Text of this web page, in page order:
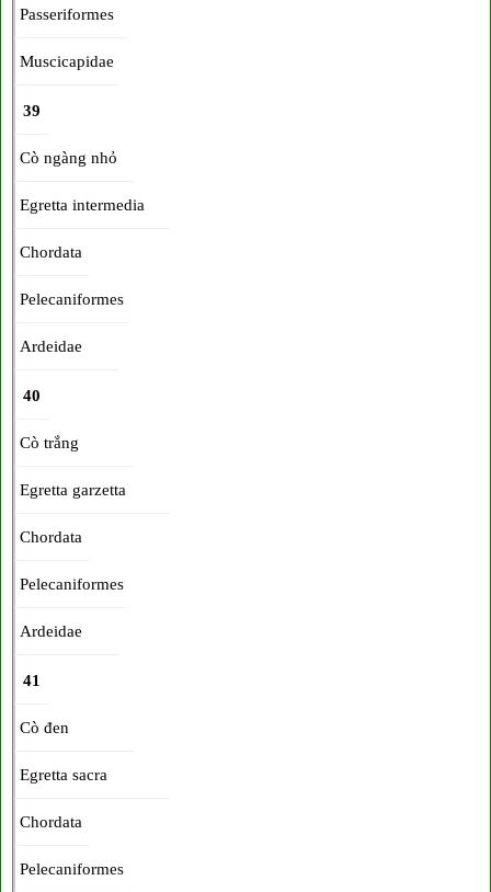
Passeriformes
Muscicapidae
39
Cò ngàng nhỏ
Egretta intermedia
Chordata
Pelecaniformes
Ardeidae
40
Cò trắng
Egretta garzetta
Chordata
Pelecaniformes
Ardeidae
41
Cò đen
Egretta sacra
Chordata
Pelecaniformes